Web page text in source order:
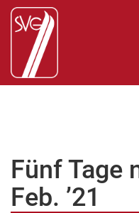
Fünf Tage
Feb. ’21